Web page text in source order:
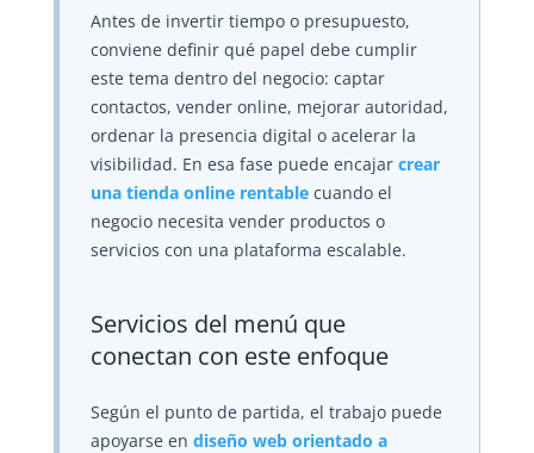
Antes de invertir tiempo o presupuesto,
conviene definir qué papel debe cumplir
este tema dentro del negocio: captar
contactos, vender online, mejorar autoridad,
ordenar la presencia digital o acelerar la
visibilidad. En esa fase puede encajar crear
una tienda online rentablecuando el
negocio necesita vender productos o
servicios con una plataforma escalable.
Servicios del menú que
conectan con este enfoque
Según el punto de partida, el trabajo puede
apoyarse en diseño web orientado a